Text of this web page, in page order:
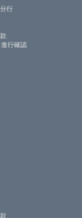
行
行確認